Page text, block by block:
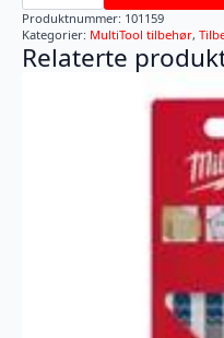
WM
28*47
10pk
antall
Produktnummer: 101159
Kategorier: MultiTool tilbehør,
Relaterte